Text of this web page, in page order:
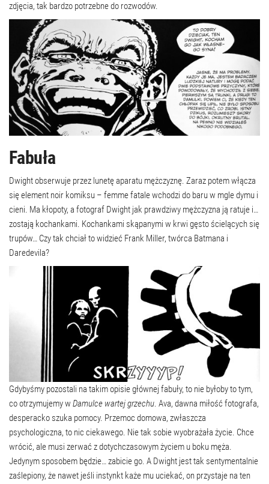
zdjęcia, tak bardzo potrzebne do rozwodów.
Fabuła
Dwight obserwuje przez lunetę aparatu mężczyznę. Zaraz potem włącza
się element noir komiksu – femme fatale wchodzi do baru w mgle dymu i
cieni. Ma kłopoty, a fotograf Dwight jak prawdziwy mężczyzna ją ratuje i…
zostają kochankami. Kochankami skąpanymi w krwi gęsto ścielących się
trupów… Czy tak chciał to widzieć Frank Miller, twórca Batmana i
Daredevila?
Gdybyśmy pozostali na takim opisie głównej fabuły, to nie byłoby to tym,
co otrzymujemy wDamulce wartej grzechu. Ava, dawna miłość fotografa,
desperacko szuka pomocy. Przemoc domowa, zwłaszcza
psychologiczna, to nic ciekawego. Nie tak sobie wyobrażała życie. Chce
wrócić, ale musi zerwać z dotychczasowym życiem u boku męża.
Jedynym sposobem będzie… zabicie go. A Dwight jest tak sentymentalnie
zaślepiony, że nawet jeśli instynkt każe mu uciekać, on przystaje na ten